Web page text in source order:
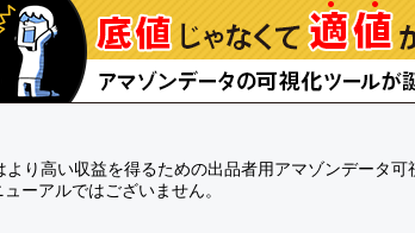
り高い収益を得るための出品者用アマゾンデータ可
ーアルではございません。